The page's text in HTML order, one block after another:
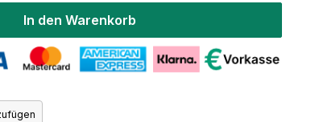
In den Warenkorb